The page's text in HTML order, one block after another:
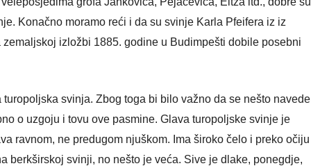
Konačno moramo reći i da su svinje Karla Pfeifera iz iz
izložbi 1885. godine u Budimpešti dobile posebni
svinja. Zbog toga bi bilo važno da se nešto navede
o uzgoju i tovu ove pasmine. Glava turopoljske svinje je
ravnom, ne predugom njuškom. Ima široko čelo i preko očiju
berkširskoj svinji, no nešto je veća. Sive je dlake, ponegdje,